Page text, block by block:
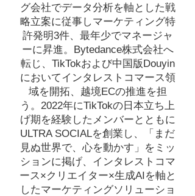
グ会社でデータ分析を軸とした戦
略立案に従事しマーケティング特
許発明3件、最年少でマネージャ
ーに昇進。Bytedance株式会社へ
転じ、TikTokおよび中国版Douyin
においてインタレストコマース領
域を開拓、越境ECの推進を担
う。2022年にTikTokの日本立ち上
げ期を経験したメンバーとともに
ULTRA SOCIALを創業し、「まだ
見ぬ世界で、心を動かす」をミッ
ションに掲げ、インタレストコマ
ース×クリエイター×生成AIを軸と
したマーケティングソリューショ